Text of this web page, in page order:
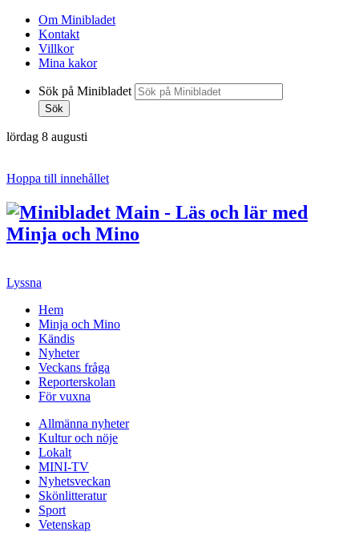
Om Minibladet
Kontakt
Villkor
Mina kakor
Sök på Minibladet
Sök
lördag 8 augusti
Hoppa till innehållet
Lyssna
Hem
Minja och Mino
Kändis
Nyheter
Veckans fråga
Reporterskolan
För vuxna
Allmänna nyheter
Kultur och nöje
Lokalt
MINI-TV
Nyhetsveckan
Skönlitteratur
Sport
Vetenskap